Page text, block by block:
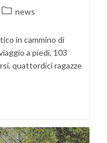
news
in cammino di
a piedi, 103
quattordici ragazze